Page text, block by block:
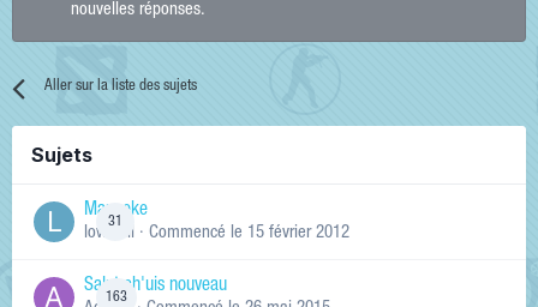
nouvelles réponses.
Aller sur la liste des sujets
Sujets
31
Manneke
lowskill · Commencé le 15 février 2012
163
Salut ch'uis nouveau